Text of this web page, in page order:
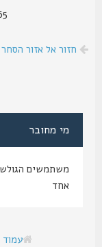
חזור אל אזור הסחר
מי מחובר
משתמשים הגולשים
עמוד ראשי